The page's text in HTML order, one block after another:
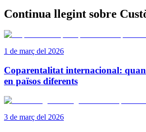
Continua llegint sobre
1 de març del 2026
Coparentalitat internacional: quan
en països diferents
3 de març del 2026